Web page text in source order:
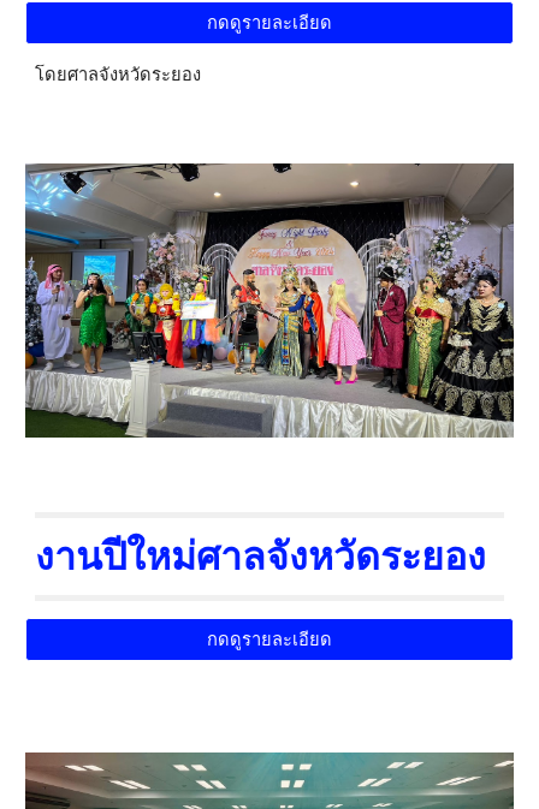
กดดูรายละเอียด
โดยศาลจังหวัดระยอง
งานปีใหม่ศาลจังหวัดระยอง
กดดูรายละเอียด